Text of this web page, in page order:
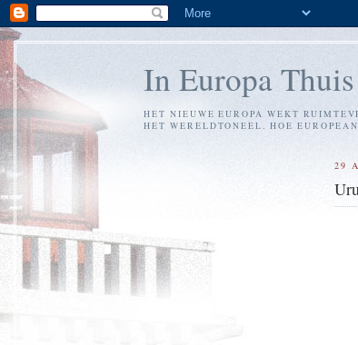
In Europa Thuis
HET NIEUWE EUROPA WEKT
HET WERELDTONEEL. HOE
29